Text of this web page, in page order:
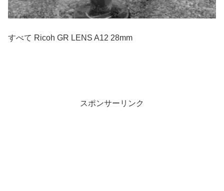
すべて Ricoh GR LENS A12 28mm
スポンサーリンク